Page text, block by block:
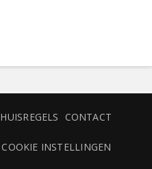
HUISREGELS CONTACT
COOKIE INSTELLINGEN